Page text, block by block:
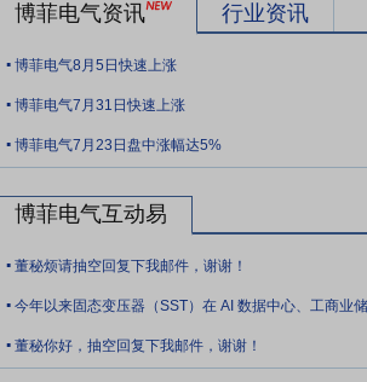
接影响电气设备的使用寿命及运行安全。因此
系需要较长的时间积累。公司以客户需求为中
能源、三一重能、卧龙电气、汇川科技、中船
司产品技术水平、产品质量和服务水平也不断
要点7：产品线优势
公司主要从事电气绝缘材
品等，产品已涵盖《电气绝缘材料产品分类、命
新，公司现已形成丰富的绝缘材料产品线，逐
升客户服务品质，加强客户粘性，实现生产资
和品质标准管理部为核心、其他部门参与的质
博菲电气资讯 行业资讯
. 博菲电气8月5日快速上涨
. 博菲电气7月31日快速上涨
. 博菲电气7月23日盘中涨幅达5%
博菲电气互动易
. 董秘烦请抽空回复下我邮件，谢谢！
.
. 董秘你好，抽空回复下我邮件，谢谢！